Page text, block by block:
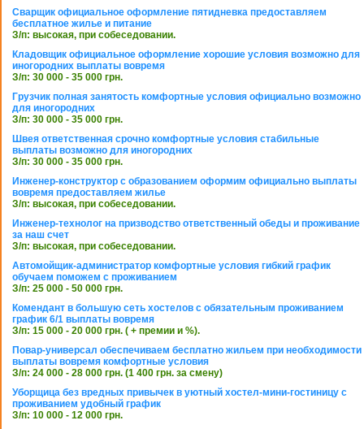
Сварщик официальное оформление пятидневка предоставляем
бесплатное жилье и питание
З/п: высокая, при собеседовании.
Кладовщик официальное оформление хорошие условия возможно для
иногородних выплаты вовремя
З/п: 30 000 - 35 000 грн.
Грузчик полная занятость комфортные условия официально возможно
для иногородних
З/п: 30 000 - 35 000 грн.
Швея ответственная срочно комфортные условия стабильные
выплаты возможно для иногородних
З/п: 30 000 - 35 000 грн.
Инженер-конструктор с образованием оформим официально выплаты
вовремя предоставляем жилье
З/п: высокая, при собеседовании.
Инженер-технолог на призводство ответственный обеды и проживание
за наш счет
З/п: высокая, при собеседовании.
Автомойщик-администратор комфортные условия гибкий график
обучаем поможем с проживанием
З/п: 25 000 - 50 000 грн.
Комендант в большую сеть хостелов с обязательным проживанием
график 6/1 выплаты вовремя
З/п: 15 000 - 20 000 грн. ( + премии и %).
Повар-универсал обеспечиваем бесплатно жильем при необходимости
выплаты вовремя комфортные условия
З/п: 24 000 - 28 000 грн. (1 400 грн. за смену)
Уборщица без вредных привычек в уютный хостел-мини-гостиницу с
проживанием удобный график
З/п: 10 000 - 12 000 грн.